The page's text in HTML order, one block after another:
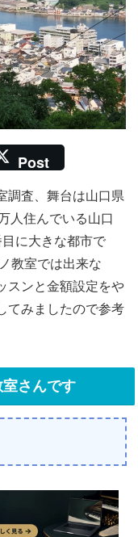
Post
調査、舞台は山口県
人住んでいる山口
に大きな都市で
教室では出来な
スンと金額設定をや
てみましたので参考
さんです